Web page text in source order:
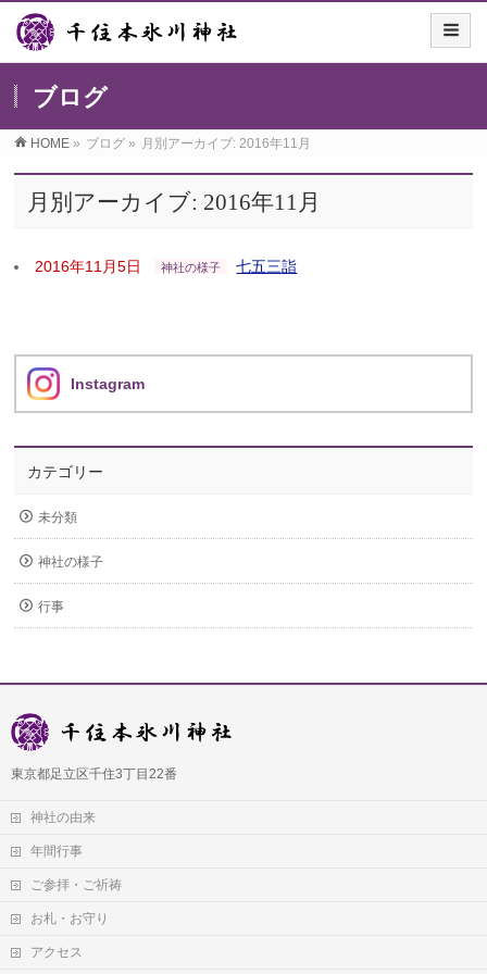
ブログ
HOME » ブログ » 月別アーカイブ: 2016年11月
月別アーカイブ: 2016年11月
2016年11月5日 神社の様子 七五三詣
Instagram
カテゴリー
未分類
神社の様子
行事
東京都足立区千住3丁目22番
神社の由来
年間行事
ご参拝・ご祈祷
お札・お守り
アクセス